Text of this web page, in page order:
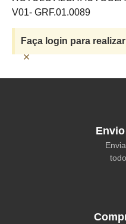
V01- GRF.01.0089
Faça login para
×